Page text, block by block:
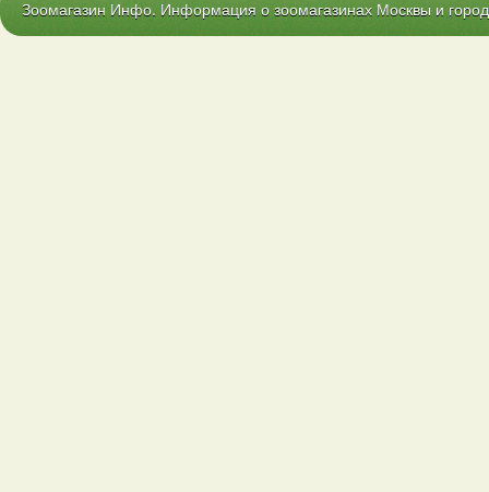
Зоомагазин Инфо. Информация о зоомагазинах Москвы и